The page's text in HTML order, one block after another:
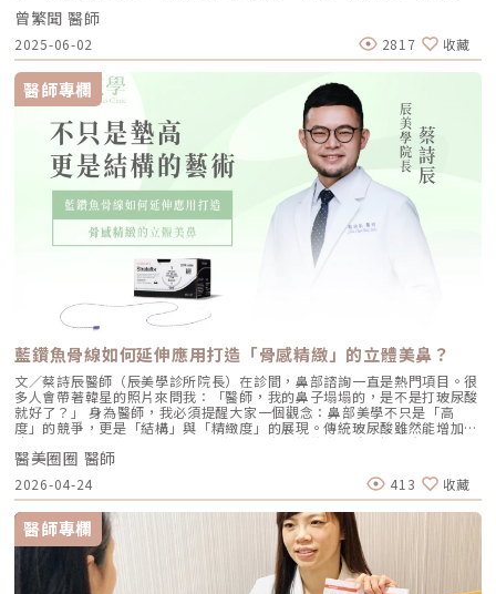
肌，通常在臨床上需進行1至5次左右的療程，而每次療程需相隔1至2個
月。療程次數主要會受到以下2種因素影響：1.個人膚況： 不同膚質與斑點
類型會導致雷射療程次數的差異，如果斑點面積較大、色澤也較深的消費者
可能需要進行多次療程。2.雷射儀器：目前市面上有多種用於除斑的雷射設
備，例如二氧化碳雷射、彩光、鑽石複合雷射等。不同的雷射儀器也會影響
療程次數。如果是皮膚淺層斑點，例如深色紋身和雀斑一般只需要1至3次療
程即可達到令人理想的狀態。但是像太田痣會需要約5次療程，並且每次療
程需相隔3個月以上為佳。而真皮層的色素斑點，例如顴骨斑，雷射療程反
應很好，通常只要3至4次的療程即可。但是在療程初期階段，會有1至2個
月的色素暗沉期，這代表療程後會有一段時間皮膚可能會變得比療程前更暗
沉。不必擔心！這是正常現象，黑色素會慢慢逐漸消退。雷射除斑會留下疤
痕嗎？因為特定波長的雷射能夠穿透皮膚表皮與真皮層，直達患部的色素組
織，僅對色素顆粒產生作用，對皮膚表皮基本上不會造成傷害。因此，接受
雷射療程不會留下任何疤痕。不同波長的雷射可選擇性地被皮膚內的不同色
素吸收。比方說，在晚間利用手電筒透過玻璃窗照射室內一樣，對玻璃窗並
不會有任何損害，因此雷射除斑只是在皮膚內部進行療程。此外，雷射光束
的面積比較小，會以極短的毫秒、微秒的時間穿透皮膚，對表皮的熱損傷程
度非常小，這也是為何表皮不會留下疤痕的主因。雷射除斑改善之後，以後
還會再長斑點嗎？經過雷射療程後，曬斑、老人斑、雀斑通常能被去除，而
且大多情況下不會再次出現。如果其他部位長時間曝曬在陽光下，新的斑點
會再度形成。雖然大部分情況下雀斑在接受雷射療程不太容易再生，但在頻
快，相較之下，老人斑和曬斑的形成速度慢。因此，良好的防曬習慣是免讓
斑點再度生成的關鍵。
尿酸原廠指定凝境美學診所院長示範注射教學案例（圖／凝境美學診所-曾
繁聞醫師提供）額頭扁平凹陷的形成原因： 先天額頭骨骼發育形狀 老化造
成體積流失額頭凹陷的治療方式相對於老化額頭的凹陷、眼眶骨稜角突出，
年輕幼態的額頭是比較圓潤飽滿的，就像小孩子豐滿的額頭曲線。改善額頭
凹陷或扁平後縮，需要以微整形注射、或手術補自體脂肪來增加體積。微整
形填充的材料選擇包括玻尿酸、與膠原蛋白增生劑：台灣美容皮膚科學大會
邀請凝境美學診所曾繁聞院長現場示範注射教學 為台下數百位皮膚科醫師
演示額頭微整形注射技巧（圖／凝境美學診所-曾繁聞醫師提供）玻尿酸包
括美國 喬雅登、瑞典 瑞絲朗、德國水無痕/保柔緹、瑞士 緹奧希/隱形玻尿
酸等。優點-立即見效、體積精確、不需等待、不需按摩，而且是唯一有降
解酶的選擇，後續可以隨時調整。缺點-早期傳統的玻尿酸劑型，組織融合
度不佳，因此用於額頭可能造成日後塌陷、位移、變形等副作用，俗稱「記
憶枕效應」。而且觸感過軟、摸起來手感不真實。但隨著科技進步，現在有
組織融合度高、內聚力強的新一代玻尿酸，減少了術後位移變形的機率，而
且手感柔韌真實。國際抗衰老醫學美容世界大會IMCAS邀請凝境美學診所曾
繁聞院長至法國巴黎演講教學示範案例：（圖／凝境美學診所-曾繁聞醫師
提供）（圖／凝境美學診所-曾繁聞醫師提供）膠原蛋白增生劑洢蓮絲
Ellanse少女針/奇蹟針、晶亮瓷Radiesse微晶瓷、艾麗斯Aesthefill聚雙旋
乳酸/精靈針，有立即填充的效果，後續接著膠原蛋白增生。優點是質地堅
韌，手感紮實。但沒有降解酶，無法主動去除。而4D童妍針Sculptra舒顏
萃雖然早期曾有人使用，但因為效果緩慢，且有產生結節硬塊的案例，因此
現在較少有人使用在額頭。凝境美學診所院長擔任微晶瓷Radiesse晶亮瓷原
廠全球級醫學顧問 示範注射教學案例（圖／凝境美學診所-曾繁聞醫師提
供）自體脂肪移植抽脂手術之後，將脂肪以針筒或補脂槍填補凹陷。風險相
對較高，恢復期較長、包括抽脂部位與補脂部位的瘀青腫脹和凹凸不平。雖
然網路上討論最多的是存活率的問題，意指有部分脂肪細胞死亡，效果不穩
定，但實際上，最大的問題在於一旦手術失敗不容易取出、即使效果不滿意
不平整，形狀也難以後續調整。而且存活下來的脂肪可能在未來隨著個人體
重增減而改變大小形狀，不好預測。至於鳳凰電波拉皮、音波拉提、索夫波
等療程雖然可以刺激皮膚增生膠原蛋白，但造成的效果是輪廓收緊、而不是
體積增加，無法有效改善額頭的凹陷。額頭填充究竟要打什麼，可以與經驗
豐富的醫師溝通想要的效果、恢復期、期望的進步速度、希望的治療次數，
來找出最適合自己的選項。瑞典瑞絲朗玻尿酸原廠邀請凝境美學診所曾繁聞
院長演講示範額頭填充注射技巧（圖／凝境美學診所-曾繁聞醫師提供）不
過除了產品、材料的選擇以外，更重要的是醫師的美感與技術：額頭形狀的
美學設計-額頭塑型需要有3D立體結構的概念、並搭配整體臉型，並不是像
灌水球一樣塞滿就好，否則會造成怪異、不美觀、壽星公一般的額頭。需要
曾繁聞 醫師
2025-06-02 2817 收藏
醫師專欄
藍鑽魚骨線如何延伸應用打造「骨感精緻」的立體美鼻？
文／蔡詩辰醫師（辰美學診所院長）在診間，鼻部諮詢一直是熱門項目。很
多人會帶著韓星的照片來問我：「醫師，我的鼻子塌塌的，是不是打玻尿酸
就好了？」 身為醫師，我必須提醒大家一個觀念：鼻部美學不只是「高
度」的競爭，更是「結構」與「精緻度」的展現。傳統玻尿酸雖然能增加體
積，但若針對支撐力不足的塌鼻子過度填充，往往會導致鼻樑變寬，變成所
謂的「阿凡達鼻」。這就是為什麼在辰美學，我更推崇使用 藍鑽魚骨線
（STRATAFIX®）的延伸應用進行鼻線支撐，這是一種更接近「微型鋼骨」
概念的結構藝術。一、 什麼是藍鑽魚骨線？解密「鼻部鋼骨」技術藍鑽魚
骨線是一款獲美國 FDA、歐盟 CE 及台灣衛福部三方核准的對稱型倒鉤線
材。之所以在鼻線領域被視為黃金標準，是因為它具備了其他線材難以企及
的物理特性：1. 一體成型的對稱倒鉤不同於傳統線材透過切割方式製造倒鉤
（容易導致線身脆弱），魚骨線是採用「壓模一體成型」。這讓它的線幹核
心非常強韌，不易斷裂。對稱的倒鉤設計能像魚骨一樣緊緊抓取組織，提供
極佳的支撐力與拉提強度。2. 含有抗菌成分的安全性這是許多人忽略的細
醫美圈圈 醫師
2026-04-24 413 收藏
醫師專欄